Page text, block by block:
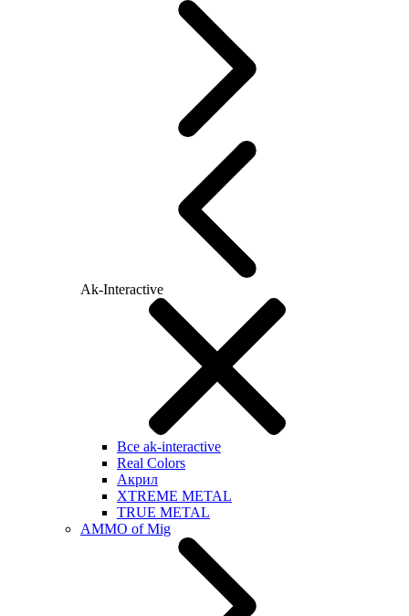
Ak-Interactive
Все ak-interactive
Real Colors
Акрил
XTREME METAL
TRUE METAL
AMMO of Mig